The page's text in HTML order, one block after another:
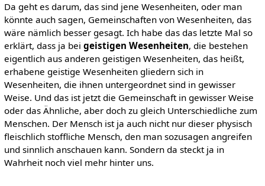
Da geht es darum, das sind jene Wesenheiten, oder man
könnte auch sagen, Gemeinschaften von Wesenheiten, das
wäre nämlich besser gesagt. Ich habe das das letzte Mal so
erklärt, dass ja bei geistigen Wesenheiten, die bestehen
eigentlich aus anderen geistigen Wesenheiten, das heißt,
erhabene geistige Wesenheiten gliedern sich in
Wesenheiten, die ihnen untergeordnet sind in gewisser
Weise. Und das ist jetzt die Gemeinschaft in gewisser Weise
oder das Ähnliche, aber doch zu gleich Unterschiedliche zum
Menschen. Der Mensch ist ja auch nicht nur dieser physisch
fleischlich stoffliche Mensch, den man sozusagen angreifen
und sinnlich anschauen kann. Sondern da steckt ja in
Wahrheit noch viel mehr hinter uns.